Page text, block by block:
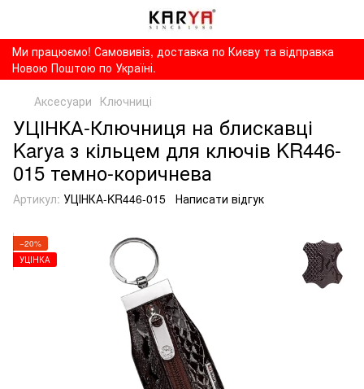
Ми працюємо! Самовивіз, доставка по Києву та відправка
Новою Поштою по Україні.
Аксесуари Ключниці
УЦІНКА-Ключниця на блискавці
Karya з кільцем для ключів KR446-
015 темно-коричнева
Артикул: УЦІНКА-KR446-015 Написати відгук
−20%
УЦІНКА